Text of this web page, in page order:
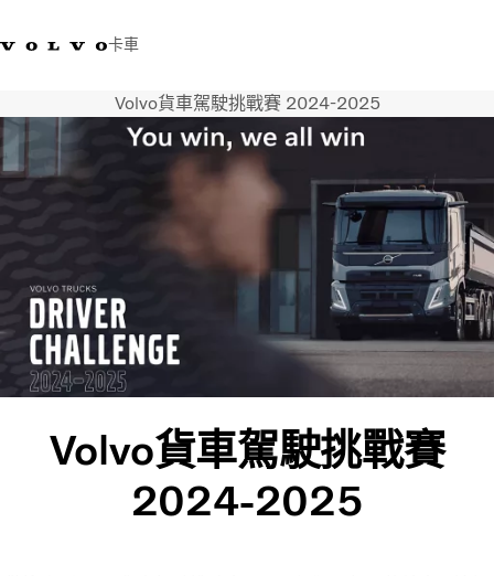
卡車
Volvo Trucks商店登入查找經銷商台灣
運輸解決方案
新聞與媒體
關於我們
查找經銷商
聯絡我們
Volvo貨車駕駛挑戰賽 2024-2025
Volvo貨車駕駛挑戰賽
2024-2025